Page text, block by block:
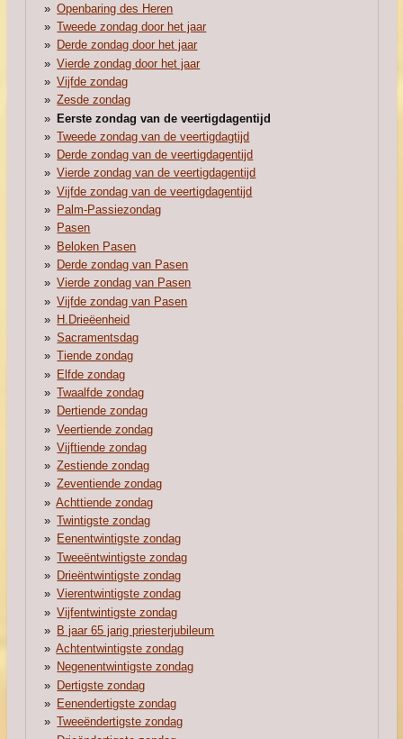
Openbaring des Heren
Tweede zondag door het jaar
Derde zondag door het jaar
Vierde zondag door het jaar
Vijfde zondag
Zesde zondag
Eerste zondag van de veertigdagentijd
Tweede zondag van de veertigdagtijd
Derde zondag van de veertigdagentijd
Vierde zondag van de veertigdagentijd
Vijfde zondag van de veertigdagentijd
Palm-Passiezondag
Pasen
Beloken Pasen
Derde zondag van Pasen
Vierde zondag van Pasen
Vijfde zondag van Pasen
H.Drieëenheid
Sacramentsdag
Tiende zondag
Elfde zondag
Twaalfde zondag
Dertiende zondag
Veertiende zondag
Vijftiende zondag
Zestiende zondag
Zeventiende zondag
Achttiende zondag
Twintigste zondag
Eenentwintigste zondag
Tweeëntwintigste zondag
Drieëntwintigste zondag
Vierentwintigste zondag
Vijfentwintigste zondag
B jaar 65 jarig priesterjubileum
Achtentwintigste zondag
Negenentwintigste zondag
Dertigste zondag
Eenendertigste zondag
Tweeëndertigste zondag